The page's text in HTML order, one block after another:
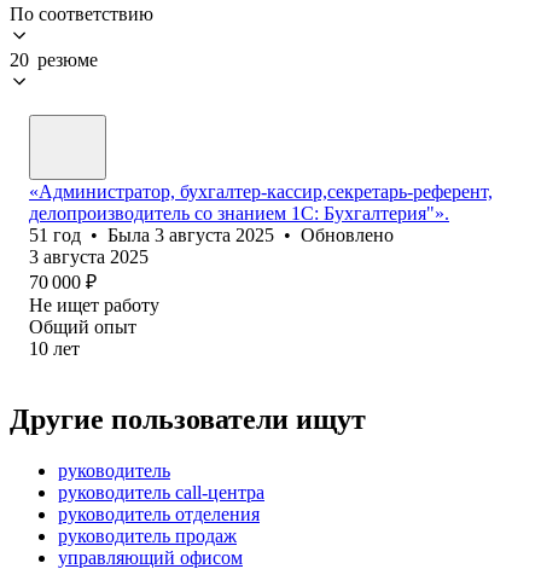
По соответствию
20 резюме
«Администратор, бухгалтер-кассир,секретарь-референт,
делопроизводитель со знанием 1С: Бухгалтерия"».
51 год • Была 3 августа 2025 • Обновлено
3 августа 2025
70 000 ₽
Не ищет работу
Общий опыт
10 лет
Другие пользователи ищут
руководитель
руководитель call-центра
руководитель отделения
руководитель продаж
управляющий офисом